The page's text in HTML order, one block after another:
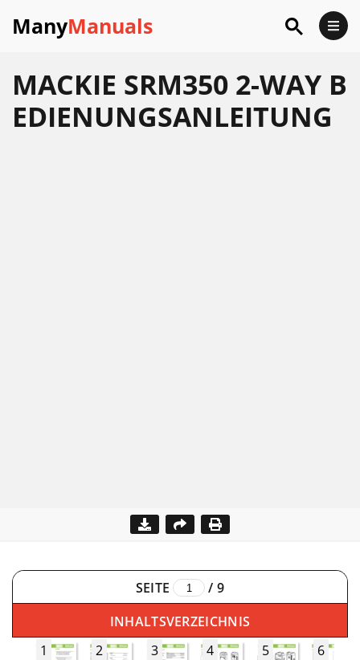
ManyManuals
MACKIE SRM350 2-WAY B
EDIENUNGSANLEITUNG
SEITE / 9
INHALTSVERZEICHNIS
1
2 3 4 5 6